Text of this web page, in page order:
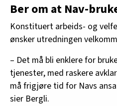
Ber om at Nav-
Konstituert arbeids- og
ønsker utredningen
– Det må bli enklere for
tjenester, med raskere
må frigjøre tid for Navs
sier Bergli.